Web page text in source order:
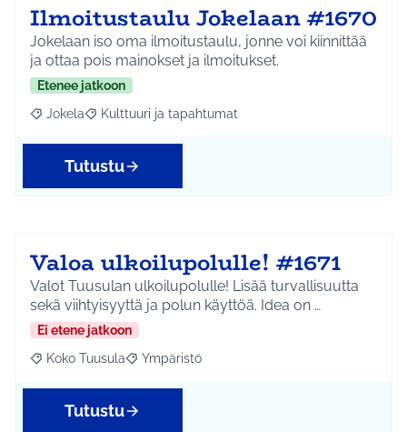
Ilmoitustaulu Jokelaan #1670
Jokelaan iso oma ilmoitustaulu, jonne voi kiinnittää
ja ottaa pois mainokset ja ilmoitukset.
Etenee jatkoon
Rajaa tulokset aihepiirin mukaan: Jokela
Jokela Rajaa tulokset teeman mukaan: Kulttuuri ja
Kulttuuri ja tapahtumat
Tutustu
Valoa ulkoilupolulle! #1671
Valot Tuusulan ulkoilupolulle! Lisää turvallisuutta
sekä viihtyisyyttä ja polun käyttöä. Idea on …
Ei etene jatkoon
Rajaa tulokset aihepiirin mukaan: Koko Tuusula
Koko Tuusula Rajaa tulokset teeman mukaan: Ympäristö
Ympäristö
Tutustu